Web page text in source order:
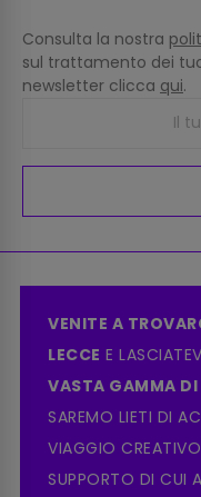
Consulta la nostra
sul trattamento dei
newsletter clicca qui.
VENITE A
LECCE E
VASTA GAMMA DI
SAREMO LIETI DI
VIAGGIO
SUPPORTO DI CUI